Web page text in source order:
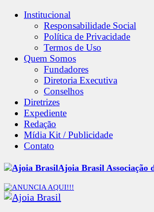
Institucional
Responsabilidade Social
Política de Privacidade
Termos de Uso
Quem Somos
Fundadores
Diretoria Executiva
Conselhos
Diretrizes
Expediente
Redação
Mídia Kit / Publicidade
Contato
Ajoia Brasil Associação